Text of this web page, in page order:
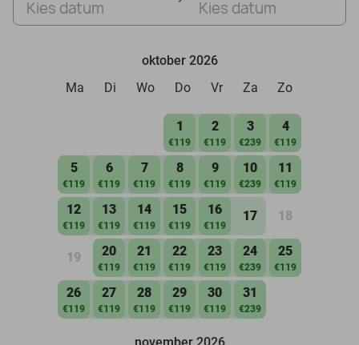
Kies datum Kies datum
oktober 2026
Ma
Di Wo Do Vr Za Zo
1
€119
2
€119
3
€239
4
€119
5
€119
6
€119
7
€119
8
€119
9
€119
10
€239
11
€119
12
€119
13
€119
14
€119
15
€119
16
€119
17 18
19 20
€119
21
€119
22
€119
23
€119
24
€239
25
€119
26
€119
27
€119
28
€119
29
€119
30
€119
31
€239